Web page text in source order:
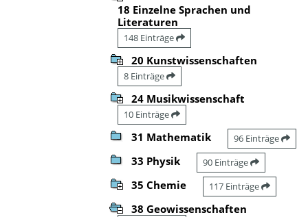
18 Einzelne Sprachen und
Literaturen
148 Einträge
20 Kunstwissenschaften
8 Einträge
24 Musikwissenschaft
10 Einträge
31 Mathematik 96 Einträge
33 Physik 90 Einträge
35 Chemie 117 Einträge
38 Geowissenschaften